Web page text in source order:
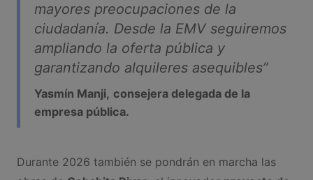
mayores preocupaciones de la
ciudadanía. Desde la EMV seguiremos
ampliando la oferta pública y
garantizando alquileres asequibles”
Yasmín Manji, consejera delegada de la
empresa pública.
Durante 2026 también se pondrán en marcha las